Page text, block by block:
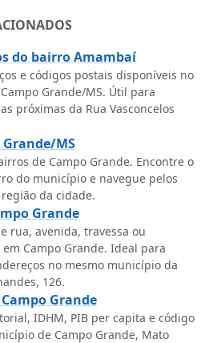
do bairro Amambaí
e códigos postais disponíveis no
Grande/MS. Útil para
próximas da Rua Vasconcelos
MS
de Campo Grande. Encontre o
do município e navegue pelos
da cidade.
Grande
rua, avenida, travessa ou
Campo Grande. Ideal para
no mesmo município da
126.
Grande
IDHM, PIB per capita e código
de Campo Grande, Mato